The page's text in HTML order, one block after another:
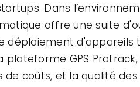
Dans
offre une suite
déploiement d'appareils
GPS
coûts, et la qualité des